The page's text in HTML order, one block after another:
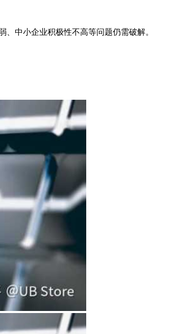
中小企业积极性不高等问题仍需破解。